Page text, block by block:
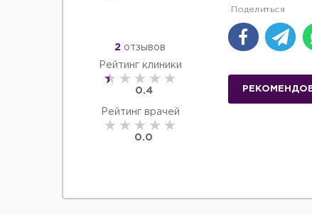
2 отзывов
Рейтинг клиники
0.4
Рейтинг врачей
0.0